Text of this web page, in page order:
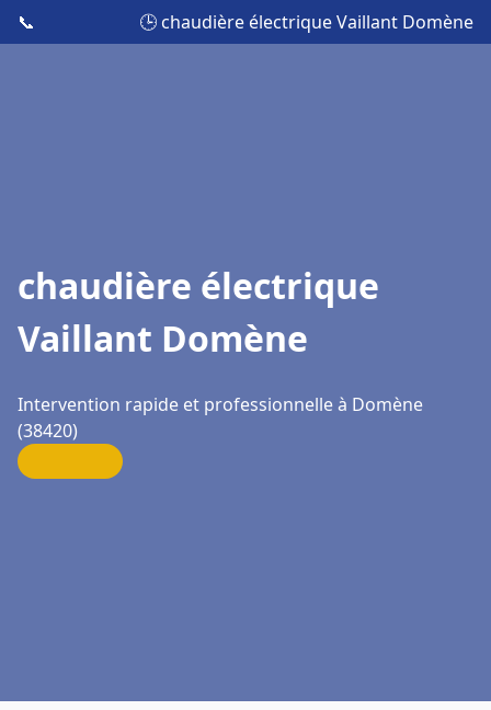
📞 🕒 chaudière électrique Vaillant Domène
chaudière électrique
Vaillant Domène
Intervention rapide et professionnelle à Domène
(38420)